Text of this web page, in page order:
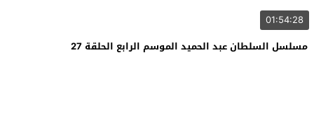
01:54:28
مسلسل السلطان عبد الحميد الموسم الرابع الحلقة 27